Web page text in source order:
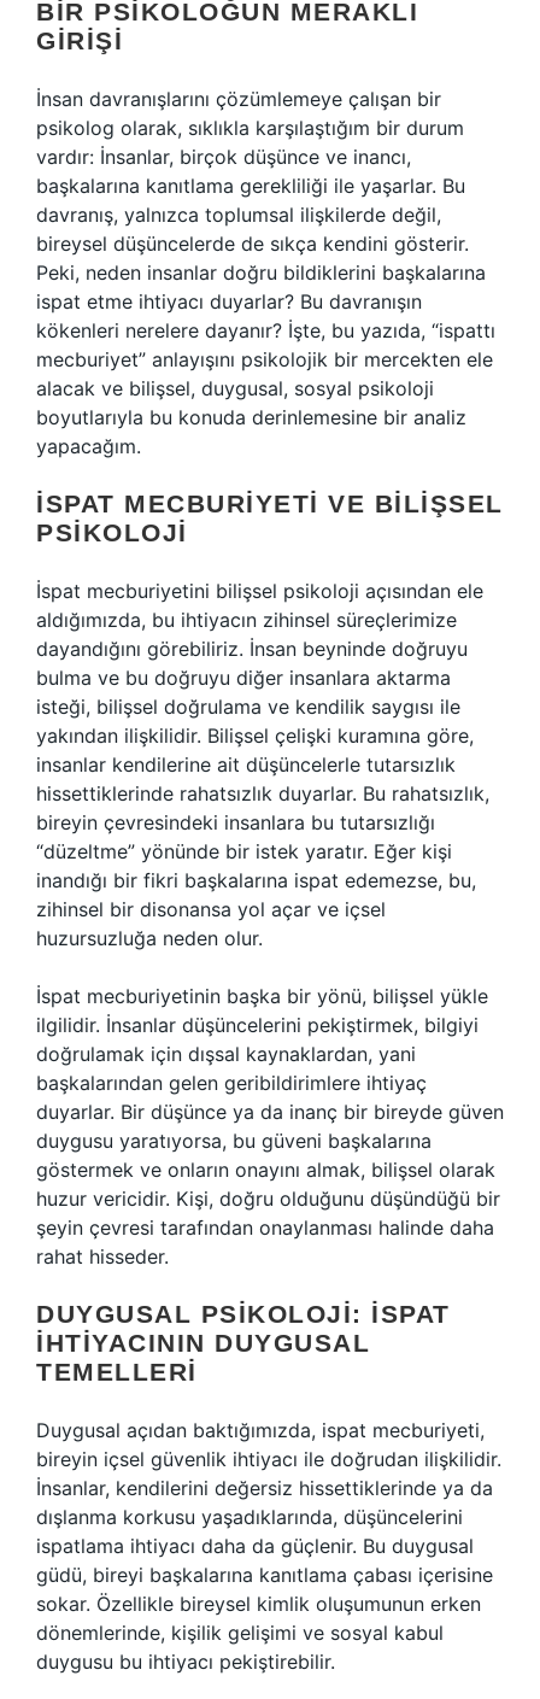
BIR PSIKOLOĞUN MERAKLI
GIRIŞI
İnsan davranışlarını çözümlemeye çalışan bir
psikolog olarak, sıklıkla karşılaştığım bir durum
vardır: İnsanlar, birçok düşünce ve inancı,
başkalarına kanıtlama gerekliliği ile yaşarlar. Bu
davranış, yalnızca toplumsal ilişkilerde değil,
bireysel düşüncelerde de sıkça kendini gösterir.
Peki, neden insanlar doğru bildiklerini başkalarına
ispat etme ihtiyacı duyarlar? Bu davranışın
kökenleri nerelere dayanır? İşte, bu yazıda, “ispattı
mecburiyet” anlayışını psikolojik bir mercekten ele
alacak ve bilişsel, duygusal, sosyal psikoloji
boyutlarıyla bu konuda derinlemesine bir analiz
yapacağım.
İSPAT MECBURIYETI VE BILIŞSEL
PSIKOLOJI
İspat mecburiyetini bilişsel psikoloji açısından ele
aldığımızda, bu ihtiyacın zihinsel süreçlerimize
dayandığını görebiliriz. İnsan beyninde doğruyu
bulma ve bu doğruyu diğer insanlara aktarma
isteği, bilişsel doğrulama ve kendilik saygısı ile
yakından ilişkilidir. Bilişsel çelişki kuramına göre,
insanlar kendilerine ait düşüncelerle tutarsızlık
hissettiklerinde rahatsızlık duyarlar. Bu rahatsızlık,
bireyin çevresindeki insanlara bu tutarsızlığı
“düzeltme” yönünde bir istek yaratır. Eğer kişi
inandığı bir fikri başkalarına ispat edemezse, bu,
zihinsel bir disonansa yol açar ve içsel
huzursuzluğa neden olur.
İspat mecburiyetinin başka bir yönü, bilişsel yükle
ilgilidir. İnsanlar düşüncelerini pekiştirmek, bilgiyi
doğrulamak için dışsal kaynaklardan, yani
başkalarından gelen geribildirimlere ihtiyaç
duyarlar. Bir düşünce ya da inanç bir bireyde güven
duygusu yaratıyorsa, bu güveni başkalarına
göstermek ve onların onayını almak, bilişsel olarak
huzur vericidir. Kişi, doğru olduğunu düşündüğü bir
şeyin çevresi tarafından onaylanması halinde daha
rahat hisseder.
DUYGUSAL PSIKOLOJI: İSPAT
İHTIYACININ DUYGUSAL
TEMELLERI
Duygusal açıdan baktığımızda, ispat mecburiyeti,
bireyin içsel güvenlik ihtiyacı ile doğrudan ilişkilidir.
İnsanlar, kendilerini değersiz hissettiklerinde ya da
dışlanma korkusu yaşadıklarında, düşüncelerini
ispatlama ihtiyacı daha da güçlenir. Bu duygusal
güdü, bireyi başkalarına kanıtlama çabası içerisine
sokar. Özellikle bireysel kimlik oluşumunun erken
dönemlerinde, kişilik gelişimi ve sosyal kabul
duygusu bu ihtiyacı pekiştirebilir.